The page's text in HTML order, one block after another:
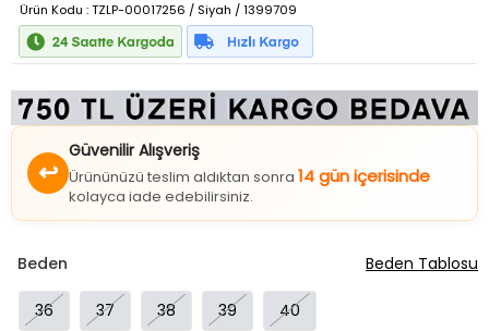
Ürün Kodu : TZLP-00017256 / Siyah / 1399709
↩
Güvenilir Alışveriş
Ürününüzü teslim aldıktan sonra 14 gün içerisinde
kolayca iade edebilirsiniz.
Beden
36 37 38 39 40
Beden Tablosu